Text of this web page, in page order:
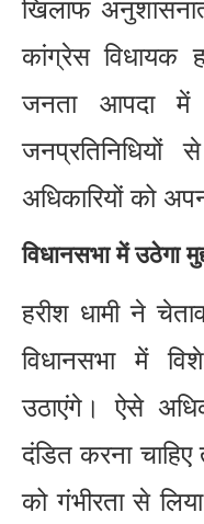
खिलाफ
कांग्रेस विधायक
जनता आपदा में
अधिकारियों को
विधानसभा में उठेगा
हरीश धामी ने
विधानसभा में
उठाएंगे। ऐसे
दंडित करना चाहिए
को गंभीरता से